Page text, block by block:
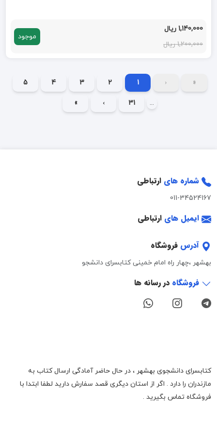
1,140,000 ریال
1,200,000 ریال
موجود
«
‹
1
2
3
4
5
...
31
›
»
شماره های ارتباطی
011-34524167
ایمیل های ارتباطی
آدرس فروشگاه
بهشهر ،چهار راه امام خمینی کتابسرای دانشجو
فروشگاه در رسانه ها
کتابسرای دانشجوی بهشهر ، در حال حاضر آمادگی ارسال کتاب به
مازندران را دارد . اگر از استان دیگری قصد سفارش دارید لطفا ابتدا با
فروشگاه تماس بگیرید .